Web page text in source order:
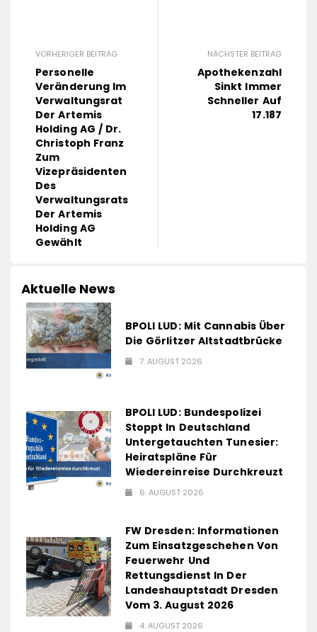
VORHERIGER BEITRAG
Personelle
Veränderung Im
Verwaltungsrat
Der Artemis
Holding AG / Dr.
Christoph Franz
Zum
Vizepräsidenten
Des
Verwaltungsrats
Der Artemis
Holding AG
Gewählt
NÄCHSTER BEITRAG
Apothekenzahl
Sinkt Immer
Schneller Auf
17.187
Aktuelle News
BPOLI LUD: Mit Cannabis Über
Die Görlitzer Altstadtbrücke
7. AUGUST 2026
BPOLI LUD: Bundespolizei
Stoppt In Deutschland
Untergetauchten Tunesier:
Heiratspläne Für
Wiedereinreise Durchkreuzt
6. AUGUST 2026
FW Dresden: Informationen
Zum Einsatzgeschehen Von
Feuerwehr Und
Rettungsdienst In Der
Landeshauptstadt Dresden
Vom 3. August 2026
4. AUGUST 2026